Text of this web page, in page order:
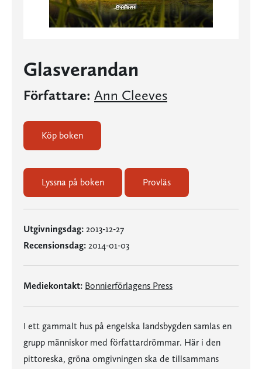
Glasverandan
Författare: Ann Cleeves
Köp boken
Lyssna på boken Provläs
Utgivningsdag: 2013-12-27
Recensionsdag: 2014-01-03
Mediekontakt: Bonnierförlagens Press
I ett gammalt hus på engelska landsbygden samlas en
grupp människor med författardrömmar. Här i den
pittoreska, gröna omgivningen ska de tillsammans